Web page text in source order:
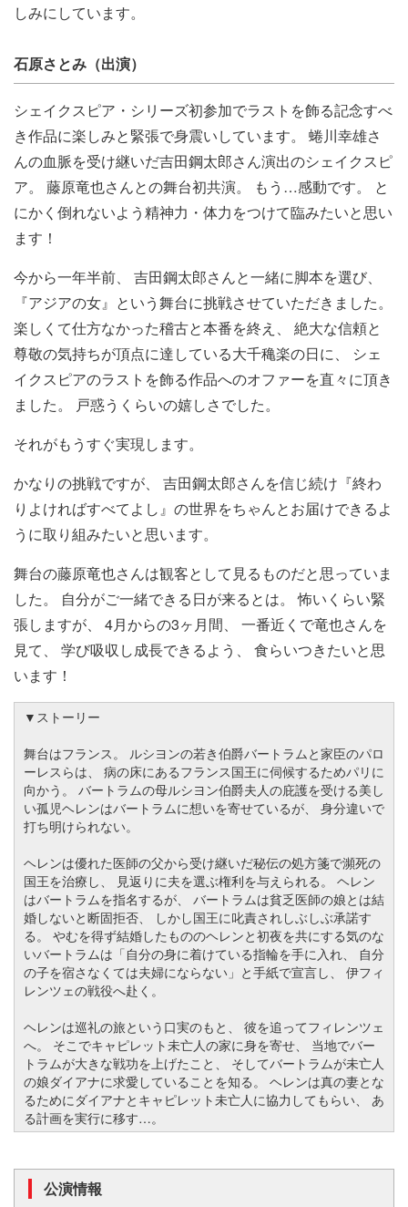
しみにしています。
石原さとみ（出演）
シェイクスピア・シリーズ初参加でラストを飾る記念すべ
き作品に楽しみと緊張で身震いしています。 蜷川幸雄さ
んの血脈を受け継いだ吉田鋼太郎さん演出のシェイクスピ
ア。 藤原竜也さんとの舞台初共演。 もう…感動です。 と
にかく倒れないよう精神力・体力をつけて臨みたいと思い
ます！
今から一年半前、 吉田鋼太郎さんと一緒に脚本を選び、
『アジアの女』という舞台に挑戦させていただきました。
楽しくて仕方なかった稽古と本番を終え、 絶大な信頼と
尊敬の気持ちが頂点に達している大千穐楽の日に、 シェ
イクスピアのラストを飾る作品へのオファーを直々に頂き
ました。 戸惑うくらいの嬉しさでした。
それがもうすぐ実現します。
かなりの挑戦ですが、 吉田鋼太郎さんを信じ続け『終わ
りよければすべてよし』の世界をちゃんとお届けできるよ
うに取り組みたいと思います。
舞台の藤原竜也さんは観客として見るものだと思っていま
した。 自分がご一緒できる日が来るとは。 怖いくらい緊
張しますが、 4月からの3ヶ月間、 一番近くで竜也さんを
見て、 学び吸収し成長できるよう、 食らいつきたいと思
います！
▼ストーリー
舞台はフランス。 ルシヨンの若き伯爵バートラムと家臣のパロ
ーレスらは、 病の床にあるフランス国王に伺候するためパリに
向かう。 バートラムの母ルシヨン伯爵夫人の庇護を受ける美し
い孤児ヘレンはバートラムに想いを寄せているが、 身分違いで
打ち明けられない。
ヘレンは優れた医師の父から受け継いだ秘伝の処方箋で瀕死の
国王を治療し、 見返りに夫を選ぶ権利を与えられる。 ヘレン
はバートラムを指名するが、 バートラムは貧乏医師の娘とは結
婚しないと断固拒否、 しかし国王に叱責されしぶしぶ承諾す
る。 やむを得ず結婚したもののヘレンと初夜を共にする気のな
いバートラムは「自分の身に着けている指輪を手に入れ、 自分
の子を宿さなくては夫婦にならない」と手紙で宣言し、 伊フィ
レンツェの戦役へ赴く。
ヘレンは巡礼の旅という口実のもと、 彼を追ってフィレンツェ
へ。 そこでキャピレット未亡人の家に身を寄せ、 当地でバー
トラムが大きな戦功を上げたこと、 そしてバートラムが未亡人
の娘ダイアナに求愛していることを知る。 ヘレンは真の妻とな
るためにダイアナとキャピレット未亡人に協力してもらい、 あ
る計画を実行に移す…。
公演情報